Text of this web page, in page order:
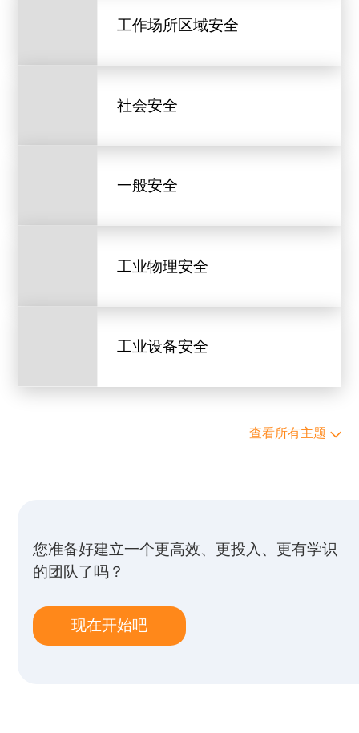
工作场所区域安全
社会安全
一般安全
工业物理安全
工业设备安全
查看所有主题
您准备好建立一个更高效、更投入、更有学识
的团队了吗？
现在开始吧